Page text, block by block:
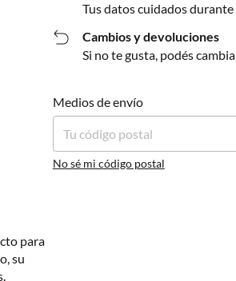
Tus datos cuidados
Cambios y devoluciones
Si no te gusta, podés
Entregas para el CP:
Medios de envío
No sé mi código postal
para
su